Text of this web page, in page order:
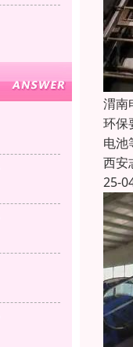
渭南
环保
电池
西安
25-